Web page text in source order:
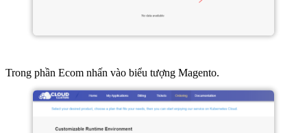
Trong phần Ecom nhấn vào biểu tượng Magento.